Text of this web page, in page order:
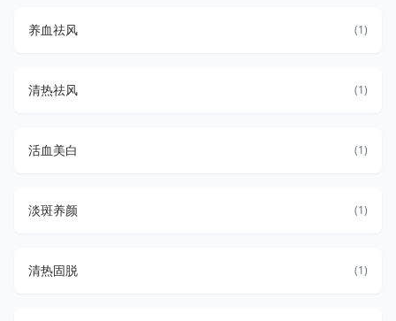
养血祛风 (1)
清热祛风 (1)
活血美白 (1)
淡斑养颜 (1)
清热固脱 (1)